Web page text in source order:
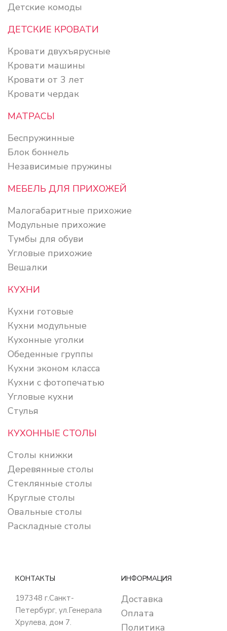
Детские комоды
ДЕТСКИЕ КРОВАТИ
Кровати двухъярусные
Кровати машины
Кровати от 3 лет
Кровати чердак
МАТРАСЫ
Беспружинные
Блок боннель
Независимые пружины
МЕБЕЛЬ ДЛЯ ПРИХОЖЕЙ
Малогабаритные прихожие
Модульные прихожие
Тумбы для обуви
Угловые прихожие
Вешалки
КУХНИ
Кухни готовые
Кухни модульные
Кухонные уголки
Обеденные группы
Кухни эконом класса
Кухни с фотопечатью
Угловые кухни
Стулья
КУХОННЫЕ СТОЛЫ
Столы книжки
Деревянные столы
Стеклянные столы
Круглые столы
Овальные столы
Раскладные столы
КОНТАКТЫ
197348 г.Санкт-
Петербург, ул.Генерала
Хрулева, дом 7.
ИНФОРМАЦИЯ
Доставка
Оплата
Политика